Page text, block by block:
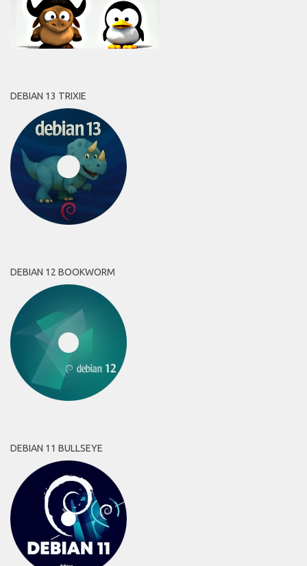
DEBIAN 13 TRIXIE
DEBIAN 12 BOOKWORM
DEBIAN 11 BULLSEYE